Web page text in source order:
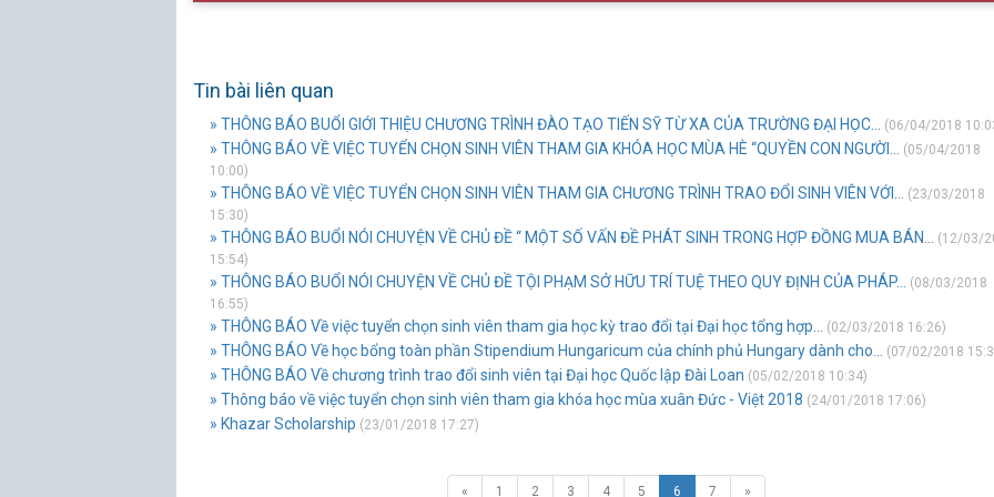
Tin bài liên quan
» THÔNG BÁO BUỔI GIỚI THIỆU CHƯƠNG TRÌNH ĐÀO TẠO TIẾN SỸ TỪ XA CỦA TRƯỜNG ĐẠI HỌC... (06/04/2018
» THÔNG BÁO VỀ VIỆC TUYỂN CHỌN SINH VIÊN THAM GIA KHÓA HỌC MÙA HÈ “QUYỀN CON NGƯỜI...
(05/04/2018
10:00)
» THÔNG BÁO VỀ VIỆC TUYỂN CHỌN SINH VIÊN THAM GIA CHƯƠNG TRÌNH TRAO ĐỔI SINH VIÊN VỚI...
(23/03/2018
15:30)
» THÔNG BÁO BUỔI NÓI CHUYỆN VỀ CHỦ ĐỀ “ MỘT SỐ VẤN ĐỀ PHÁT SINH TRONG HỢP ĐỒNG MUA BÁN...
(12/03/
15:54)
» THÔNG BÁO BUỔI NÓI CHUYỆN VỀ CHỦ ĐỀ TỘI PHẠM SỞ HỮU TRÍ TUỆ THEO QUY ĐỊNH CỦA PHÁP...
(08/03/2018
16:55)
» THÔNG BÁO Về việc tuyển chọn sinh viên tham gia học kỳ trao đổi tại Đại học tổng hợp... (02/03/2018 16:26)
» THÔNG BÁO Về học bổng toàn phần Stipendium Hungaricum của chính phủ Hungary dành cho... (07/02/2018
» THÔNG BÁO Về chương trình trao đổi sinh viên tại Đại học Quốc lập Đài Loan (05/02/2018 10:34)
» Thông báo về việc tuyển chọn sinh viên tham gia khóa học mùa xuân Đức - Việt 2018 (24/01/2018 17:06)
» Khazar Scholarship (23/01/2018 17:27)
« 1 2 3 4 5 6 7 »